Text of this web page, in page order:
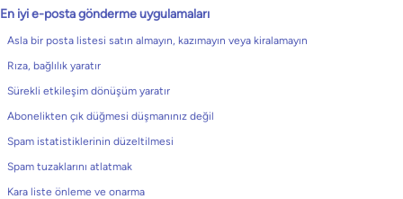
En iyi e-posta gönderme uygulamaları
Asla bir posta listesi satın almayın, kazımayın veya kiralamayın
Rıza, bağlılık yaratır
Sürekli etkileşim dönüşüm yaratır
Abonelikten çık düğmesi düşmanınız değil
Spam istatistiklerinin düzeltilmesi
Spam tuzaklarını atlatmak
Kara liste önleme ve onarma